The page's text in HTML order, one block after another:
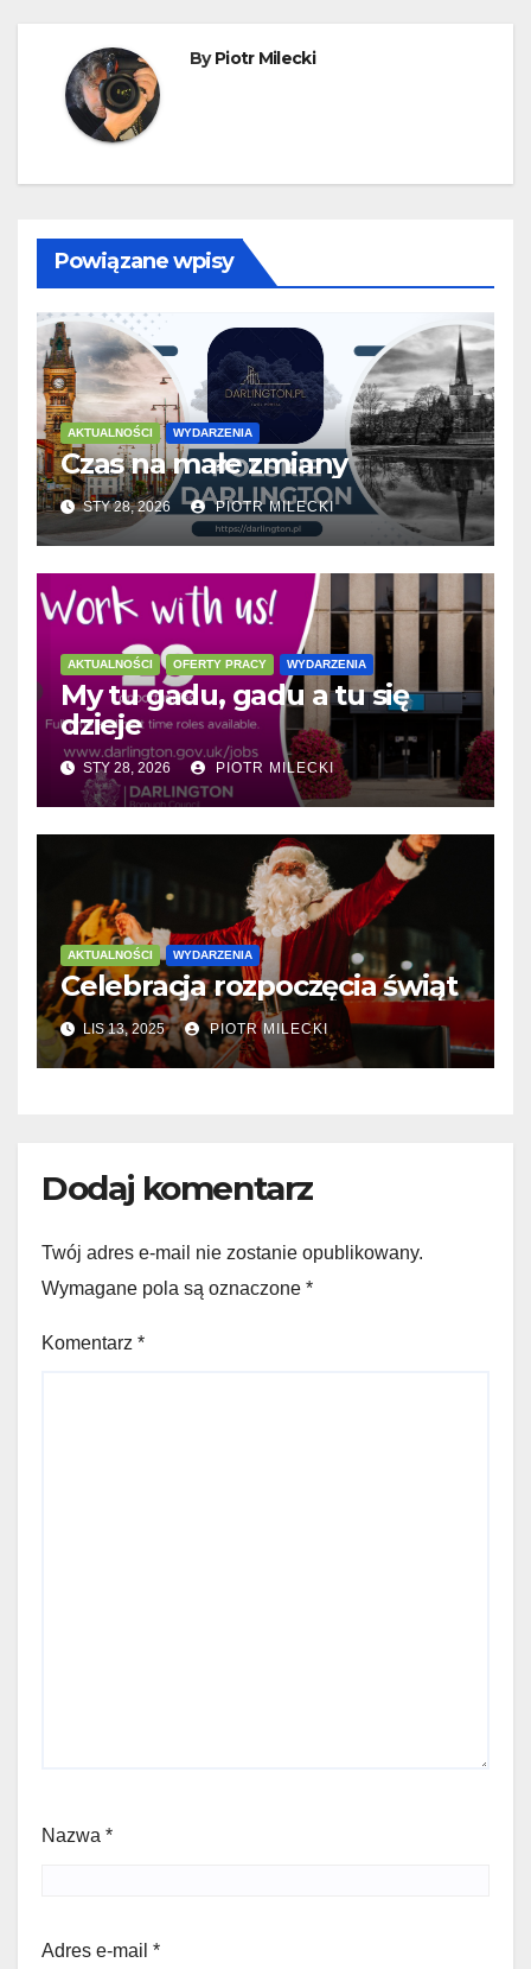
ByPiotr Milecki
Powiązane wpisy
AKTUALNOŚCI WYDARZENIA
Czas na małe zmiany
STY 28, 2026 PIOTR MILECKI
AKTUALNOŚCI OFERTY PRACY WYDARZENIA
My tu gadu, gadu a tu się
dzieje
STY 28, 2026 PIOTR MILECKI
AKTUALNOŚCI WYDARZENIA
Celebracja rozpoczęcia świąt
LIS 13, 2025 PIOTR MILECKI
Dodaj komentarz
Twój adres e-mail nie zostanie opublikowany.
Wymagane pola są oznaczone *
Komentarz *
Nazwa *
Adres e-mail *